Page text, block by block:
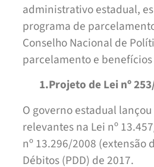
administrativo estadual,
programa de
Conselho Nacional de
parcelamento e
1.Projeto de Lei nº
O governo estadual
relevantes na Lei nº
nº 13.296/2008 (extensão
Débitos (PDD) de 2017.